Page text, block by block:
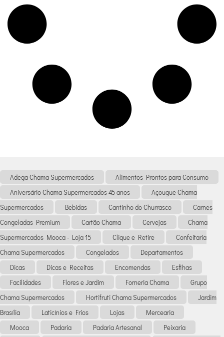
Adega Chama Supermercados
Alimentos Prontos para Consumo
Aniversário Chama Supermercados 45 anos
Açougue Chama
Supermercados
Bebidas Cantinho do Churrasco
Carnes
Congeladas Premium
Cartão Chama Cervejas
Chama
Supermercados Mooca - Loja 15
Clique e Retire
Confeitaria
Chama Supermercados
Congelados
Departamentos
Dicas
Dicas e Receitas Encomendas
Esfihas
Facilidades
Flores e Jardim Forneria Chama
Grupo
Chama Supermercados
Hortifruti Chama Supermercados
Jardim
Brasília
Laticínios e Frios Lojas
Mercearia
Mooca
Padaria Padaria Artesanal
Peixaria